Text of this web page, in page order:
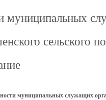
муниципальных
сельского
муниципальных служащих